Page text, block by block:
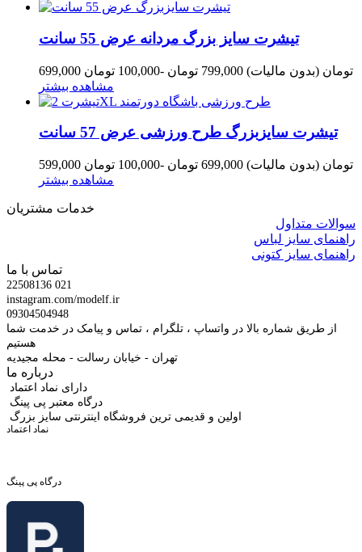
تیشرت سایز بزرگ مردانه عرض 55 سانت
699,000 تومان (بدون مالیات) 799,000 تومان
-100,000 تومان
مشاهده بیشتر
تیشرت سایزبزرگ طرح ورزشی عرض 57 سانت
599,000 تومان (بدون مالیات) 699,000 تومان
-100,000 تومان
مشاهده بیشتر
خدمات مشتریان
سوالات متداول
راهنمای سایز لباس
راهنمای سایز کتونی
تماس با ما
22508136 021
instagram.com/modelf.ir
09304504948
از طریق شماره بالا در واتساپ ، تلگرام ، تماس و پیامک در خدمت شما
هستیم
تهران - خیابان رسالت - محله مجیدیه
درباره ما
دارای نماد اعتماد
درگاه معتبر پی پینگ
اولین و قدیمی ترین فروشگاه اینترنتی سایز بزرگ
نماد اعتماد
درگاه پی پینگ